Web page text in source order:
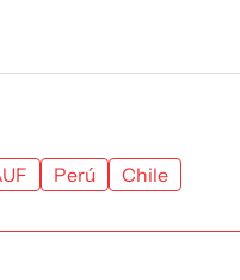
Perú Chile